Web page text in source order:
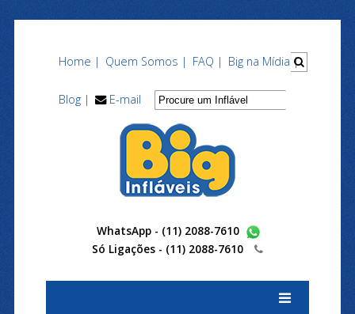
Home | Quem Somos | FAQ | Big na Mídia |
Blog | E-mail
WhatsApp - (11) 2088-7610
Só Ligações - (11) 2088-7610